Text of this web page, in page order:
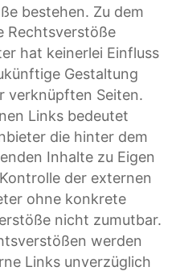
bestehen. Zu dem
Rechtsverstöße
hat keinerlei Einfluss
Gestaltung
verknüpften Seiten.
Links bedeutet
die hinter dem
Inhalte zu Eigen
der externen
ohne konkrete
nicht zumutbar.
werden
Links unverzüglich